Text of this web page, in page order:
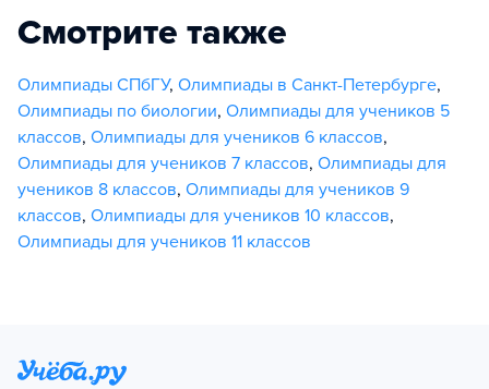
Смотрите также
Олимпиады СПбГУ, Олимпиады в Санкт-Петербурге,
Олимпиады по биологии, Олимпиады для учеников 5
классов, Олимпиады для учеников 6 классов,
Олимпиады для учеников 7 классов, Олимпиады для
учеников 8 классов, Олимпиады для учеников 9
классов, Олимпиады для учеников 10 классов,
Олимпиады для учеников 11 классов